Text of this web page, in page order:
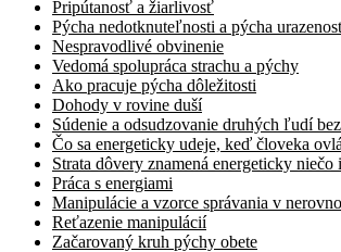
Pripútanosť a žiarlivosť
Pýcha nedotknuteľnosti a pýcha
Nespravodlivé obvinenie
Vedomá spolupráca strachu a pýchy
Ako pracuje pýcha dôležitosti
Dohody v rovine duší
Súdenie a odsudzovanie druhých ľudí
Čo sa energeticky udeje, keď človeka
Strata dôvery znamená energeticky niečo
Práca s energiami
Manipulácie a vzorce správania v
Reťazenie manipulácií
Začarovaný kruh pýchy obete